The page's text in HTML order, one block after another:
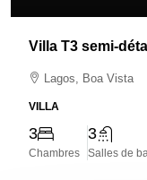
Villa T3 semi-
Lagos, Boa Vista
VILLA
3
Chambres
3
Salles de